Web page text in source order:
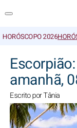
HORÓSCOPO 2026
amanhã,
Escrito por Tânia